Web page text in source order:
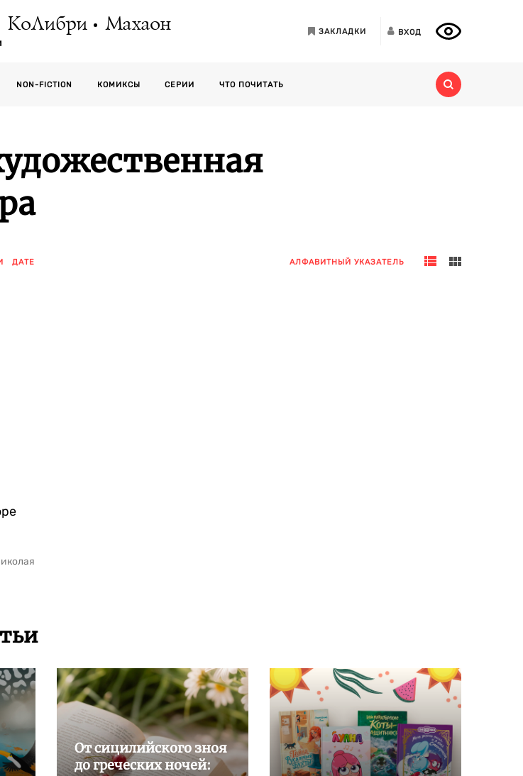
КоЛибри Махаон ЗАКЛАДКИ ВХОД
NON-FICTION КОМИКСЫ СЕРИИ ЧТО ПОЧИТАТЬ
ДАТЕ АЛФАВИТНЫЙ УКАЗАТЕЛЬ
От сицилийского зноя
до греческих ночей: